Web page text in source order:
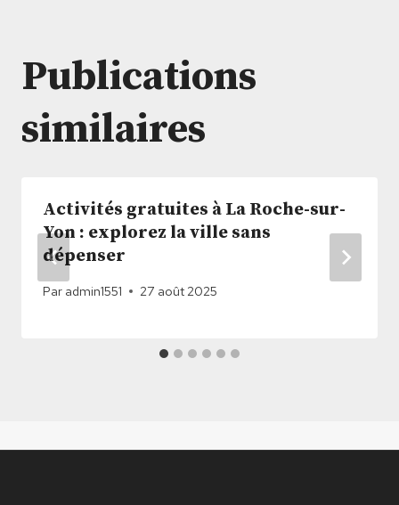
Publications
similaires
Activités gratuites à La Roche-sur-
Yon : explorez la ville sans
dépenser
Par admin1551 27 août 2025